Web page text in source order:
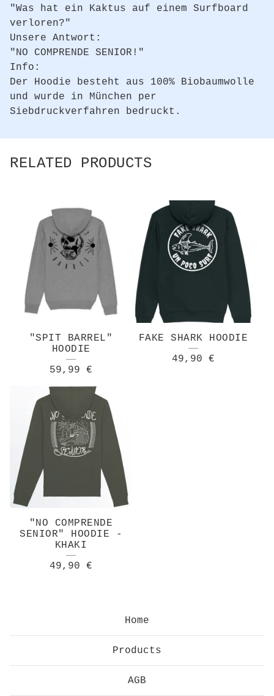
"Was hat ein Kaktus auf einem Surfboard
verloren?"
Unsere Antwort:
"NO COMPRENDE SENIOR!"
Info:
Der Hoodie besteht aus 100% Biobaumwolle
und wurde in München per
Siebdruckverfahren bedruckt.
RELATED PRODUCTS
"SPIT BARREL"
HOODIE
59,99 €
FAKE SHARK HOODIE
49,90 €
"NO COMPRENDE
SENIOR" HOODIE -
KHAKI
49,90 €
Home
Products
AGB